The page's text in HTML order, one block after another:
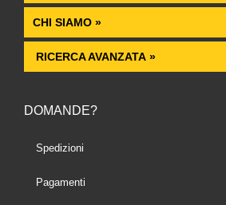
CHI SIAMO »
RICERCA AVANZATA »
DOMANDE?
Spedizioni
Pagamenti